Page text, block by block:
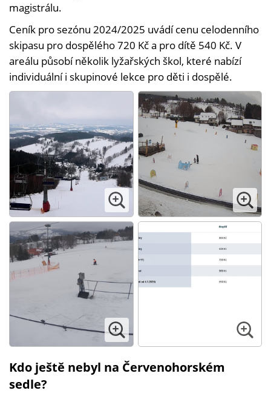
magistrálu.
Ceník pro sezónu 2024/2025 uvádí cenu celodenního
skipasu pro dospělého 720 Kč a pro dítě 540 Kč. V
areálu působí několik lyžařských škol, které nabízí
individuální i skupinové lekce pro děti i dospělé.
Kdo ještě nebyl na Červenohorském
sedle?